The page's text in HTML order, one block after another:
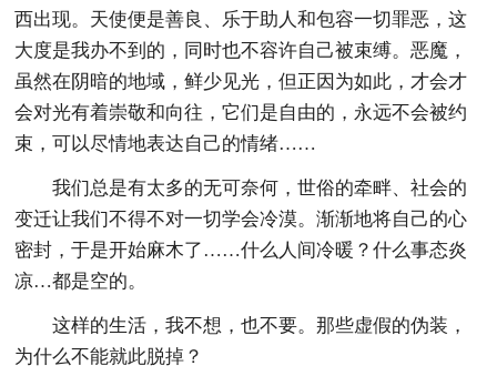
西出现。天使便是善良、乐于助人和包容一切罪恶，这
大度是我办不到的，同时也不容许自己被束缚。恶魔，
虽然在阴暗的地域，鲜少见光，但正因为如此，才会才
会对光有着崇敬和向往，它们是自由的，永远不会被约
束，可以尽情地表达自己的情绪……
我们总是有太多的无可奈何，世俗的牵畔、社会的
变迁让我们不得不对一切学会冷漠。渐渐地将自己的心
密封，于是开始麻木了……什么人间冷暖？什么事态炎
凉…都是空的。
这样的生活，我不想，也不要。那些虚假的伪装，
为什么不能就此脱掉？